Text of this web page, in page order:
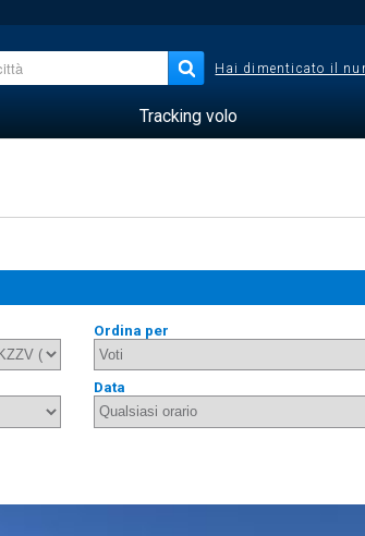
Hai dimenticato il
Tracking volo
Ordina per
Data